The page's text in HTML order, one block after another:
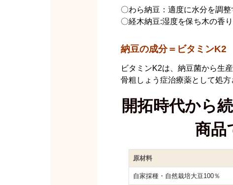
〇わら納豆：適度に水分を調
〇経木納豆:湿度を保ち木の香り
納豆の成分＝ビタミンK2
ビタミンK2は、納豆菌から生
骨粗しょう症治療薬として処方
開拓時代から
商品
原材料
自家採種・自然栽培大豆100％